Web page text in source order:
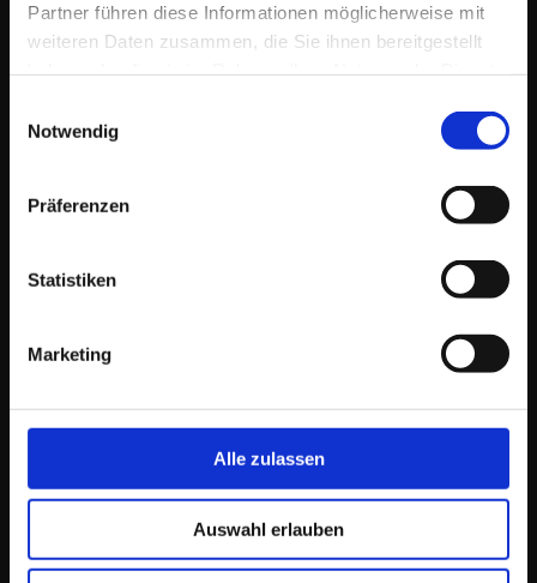
Partner führen diese Informationen möglicherweise mit
weiteren Daten zusammen, die Sie ihnen bereitgestellt
Notwendig
Präferenzen
Statistiken
Marketing
Alle zulassen
Auswahl erlauben
KONTAKT
Österreich / Südsteiermark
Tel/WhatsApp: + 43 664 421 61 64
Service D +49 (30) 652 124 470
Persönlich: + 43 664 421 61 64
WICHTIGE LINKS
Orientierungsgespräch buchen
Zur Online-Akademie